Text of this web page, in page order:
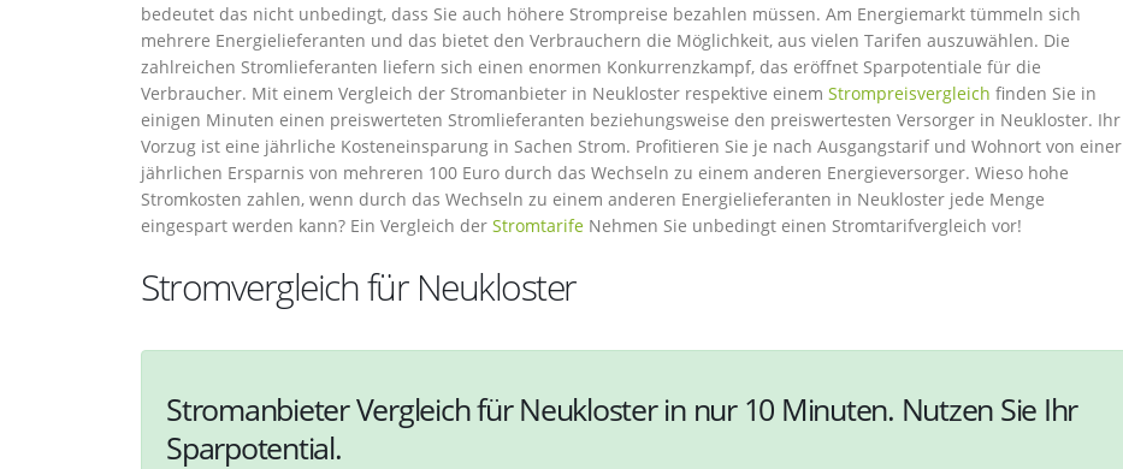
bedeutet das nicht unbedingt, dass Sie auch höhere Strompreise bezahlen müssen. Am Energiemarkt tümmeln sich
mehrere Energielieferanten und das bietet den Verbrauchern die Möglichkeit, aus vielen Tarifen auszuwählen. Die
zahlreichen Stromlieferanten liefern sich einen enormen Konkurrenzkampf, das eröffnet Sparpotentiale für die
Verbraucher. Mit einem Vergleich der Stromanbieter in Neukloster respektive einem Strompreisvergleich finden Sie in
einigen Minuten einen preiswerteten Stromlieferanten beziehungsweise den preiswertesten Versorger in Neukloster. Ihr
Vorzug ist eine jährliche Kosteneinsparung in Sachen Strom. Profitieren Sie je nach Ausgangstarif und Wohnort von einer
jährlichen Ersparnis von mehreren 100 Euro durch das Wechseln zu einem anderen Energieversorger. Wieso hohe
Stromkosten zahlen, wenn durch das Wechseln zu einem anderen Energielieferanten in Neukloster jede Menge
eingespart werden kann? Ein Vergleich der Stromtarife Nehmen Sie unbedingt einen Stromtarifvergleich vor!
Stromvergleich für Neukloster
Stromanbieter Vergleich für Neukloster in nur 10 Minuten. Nutzen Sie Ihr
Sparpotential.